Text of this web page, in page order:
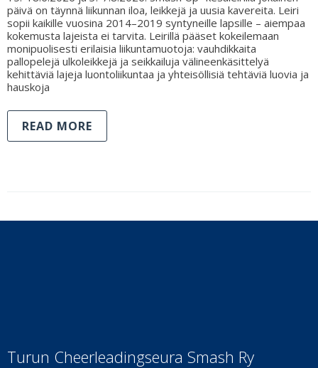
päivä on täynnä liikunnan iloa, leikkejä ja uusia kavereita. Leiri
sopii kaikille vuosina 2014–2019 syntyneille lapsille – aiempaa
kokemusta lajeista ei tarvita. Leirillä pääset kokeilemaan
monipuolisesti erilaisia liikuntamuotoja: vauhdikkaita
pallopelejä ulkoleikkejä ja seikkailuja välineenkäsittelyä
kehittäviä lajeja luontoliikuntaa ja yhteisöllisiä tehtäviä luovia ja
hauskoja
READ MORE
Turun Cheerleadingseura Smash Ry